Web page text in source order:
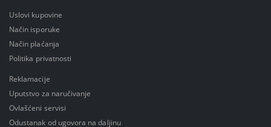
Uslovi kupovine
Način isporuke
Način plaćanja
Politika privatnosti
Reklamacije
Uputstvo za naručivanje
Ovlašćeni servisi
Odustanak od ugovora na daljinu